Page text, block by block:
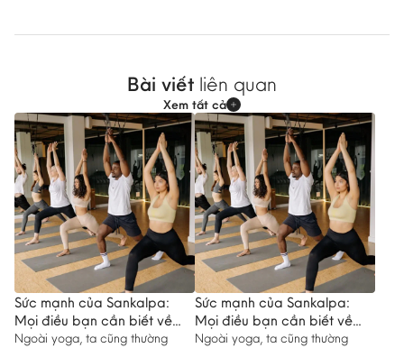
Bài viết liên quan
Xem tất cả
Sức mạnh của Sankalpa:
Mọi điều bạn cần biết về
lập dự định trong yoga #17
Ngoài yoga, ta cũng thường
Sức mạnh của Sankalpa:
Mọi điều bạn cần biết về
lập dự định trong yoga #14
Ngoài yoga, ta cũng thường